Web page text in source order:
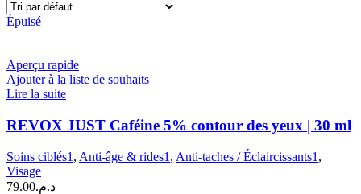
Épuisé
Aperçu rapide
Ajouter à la liste de souhaits
Lire la suite
REVOX JUST Caféine 5% contour des yeux | 30 ml
Soins ciblés1 , Anti-âge & rides1 , Anti-taches / Éclaircissants1 ,
Visage
د.م.79.00